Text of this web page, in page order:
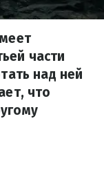
части
над ней
что